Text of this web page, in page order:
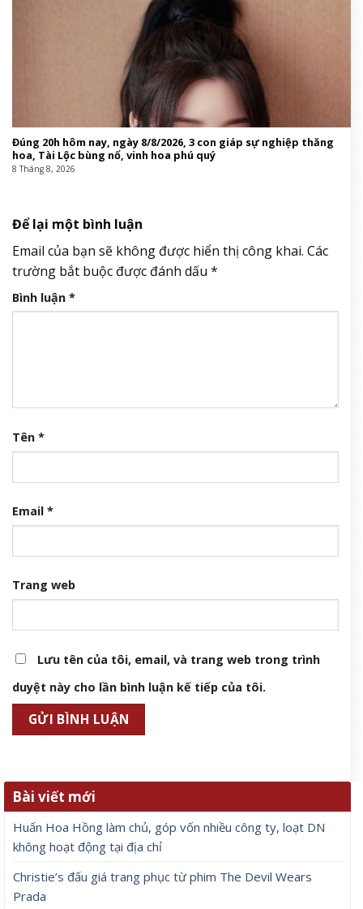
Đúng 20h hôm nay, ngày 8/8/2026, 3 con giáp sự nghiệp thăng
hoa, Tài Lộc bùng nổ, vinh hoa phú quý
8 Tháng 8, 2026
Để lại một bình luận
Email của bạn sẽ không được hiển thị công khai. Các
trường bắt buộc được đánh dấu *
Bình luận *
Tên *
Email *
Trang web
Lưu tên của tôi, email, và trang web trong trình
duyệt này cho lần bình luận kế tiếp của tôi.
Bài viết mới
Huấn Hoa Hồng làm chủ, góp vốn nhiều công ty, loạt DN
không hoạt động tại địa chỉ
Christie’s đấu giá trang phục từ phim The Devil Wears
Prada